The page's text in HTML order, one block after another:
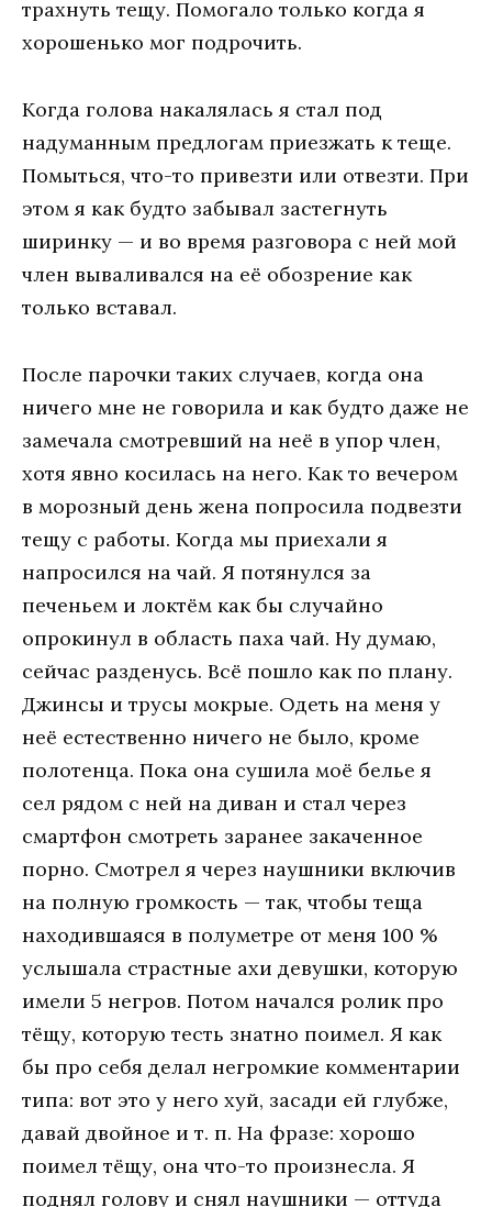
трахнуть тещу. Помогало только когда я
хорошенько мог подрочить.
Когда голова накалялась я стал под
надуманным предлогам приезжать к теще.
Помыться, что-то привезти или отвезти. При
этом я как будто забывал застегнуть
ширинку — и во время разговора с ней мой
член вываливался на её обозрение как
только вставал.
После парочки таких случаев, когда она
ничего мне не говорила и как будто даже не
замечала смотревший на неё в упор член,
хотя явно косилась на него. Как то вечером
в морозный день жена попросила подвезти
тещу с работы. Когда мы приехали я
напросился на чай. Я потянулся за
печеньем и локтём как бы случайно
опрокинул в область паха чай. Ну думаю,
сейчас разденусь. Всё пошло как по плану.
Джинсы и трусы мокрые. Одеть на меня у
неё естественно ничего не было, кроме
полотенца. Пока она сушила моё белье я
сел рядом с ней на диван и стал через
смартфон смотреть заранее закаченное
порно. Смотрел я через наушники включив
на полную громкость — так, чтобы теща
находившаяся в полуметре от меня 100 %
услышала страстные ахи девушки, которую
имели 5 негров. Потом начался ролик про
тёщу, которую тесть знатно поимел. Я как
бы про себя делал негромкие комментарии
типа: вот это у него хуй, засади ей глубже,
давай двойное и т. п. На фразе: хорошо
поимел тёщу, она что-то произнесла. Я
поднял голову и снял наушники — оттуда